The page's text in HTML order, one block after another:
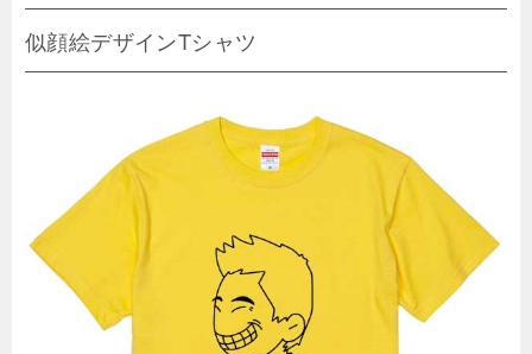
似顔絵デザインTシャツ